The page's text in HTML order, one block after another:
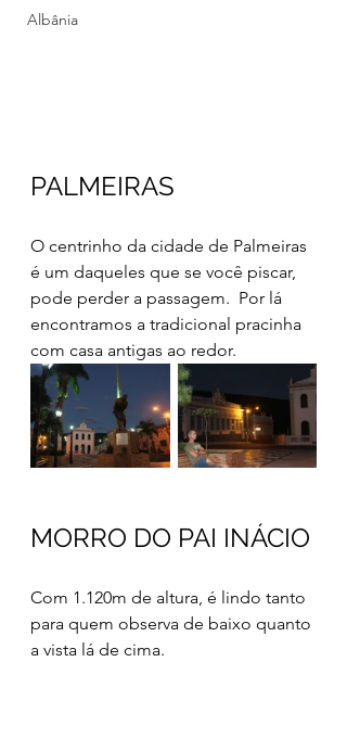
Albânia
PALMEIRAS
O centrinho da cidade de Palmeiras
é um daqueles que se você piscar,
pode perder a passagem.  Por lá
encontramos a tradicional pracinha
com casa antigas ao redor.
MORRO DO PAI INÁCIO
Com 1.120m de altura, é lindo tanto
para quem observa de baixo quanto
a vista lá de cima.